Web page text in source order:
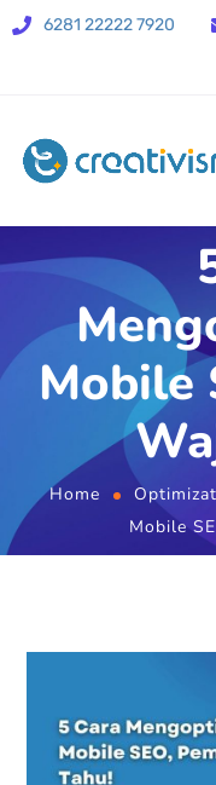
6281 22222 7920
Mobile
Home
Mobile